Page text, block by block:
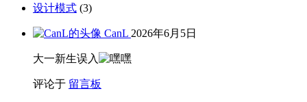
设计模式 (3)
CanL 2026年6月5日
大一新生误入
评论于 留言板